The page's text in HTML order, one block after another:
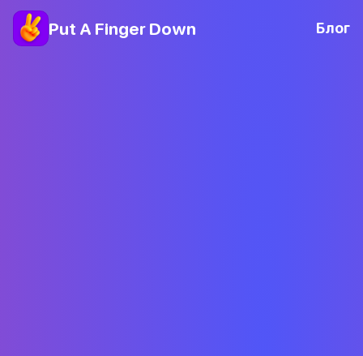
Put A Finger Down Блог